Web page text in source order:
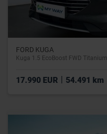
FORD KUGA
Kuga 1.5 EcoBoost FWD Titanium
17.990 EUR | 54.491 km